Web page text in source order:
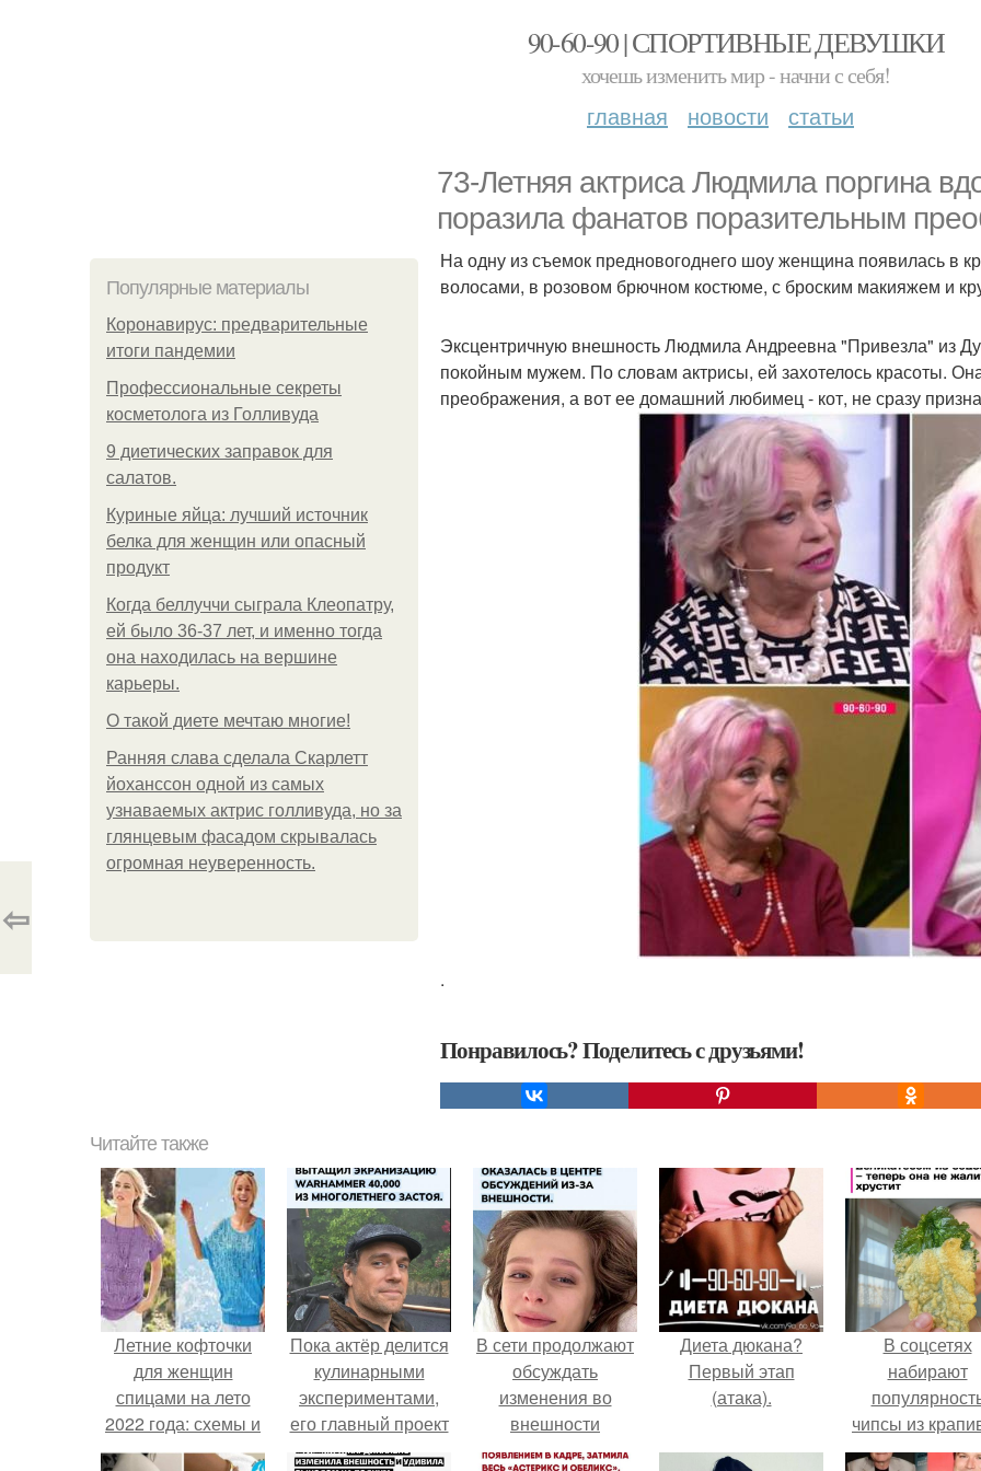
90-60-90 | СПОРТИВНЫЕ ДЕВУШКИ
хочешь изменить мир - начни с себя!
главная новости статьи
73-Летняя актриса Людмила поргина
поразила фанатов поразительным
Популярные материалы
Коронавирус: предварительные
итоги пандемии
Профессиональные секреты
косметолога из Голливуда
9 диетических заправок для
салатов.
Куриные яйца: лучший источник
белка для женщин или опасный
продукт
Когда беллуччи сыграла Клеопатру,
ей было 36-37 лет, и именно тогда
она находилась на вершине
карьеры.
О такой диете мечтаю многие!
Ранняя слава сделала Скарлетт
йоханссон одной из самых
узнаваемых актрис голливуда, но за
глянцевым фасадом скрывалась
огромная неуверенность.
На одну из съемок предновогоднего шоу женщина появилась в
волосами, в розовом брючном костюме, с броским макияжем и
Эксцентричную внешность Людмила Андреевна "Привезла" из
покойным мужем. По словам актрисы, ей захотелось красоты.
преображения, а вот ее домашний любимец - кот, не сразу
.
Понравилось? Поделитесь с друзьями!
⇦
Читайте также
Летние кофточки
для женщин
спицами на лето
2022 года: схемы и
описание
Пока актёр делится
кулинарными
экспериментами,
его главный проект
сделал серьёзный
В сети продолжают
обсуждать
изменения во
внешности
актрисы.
Диета дюкана?
Первый этап
(атака).
В соцсетях
набирают
чипсы из
которые